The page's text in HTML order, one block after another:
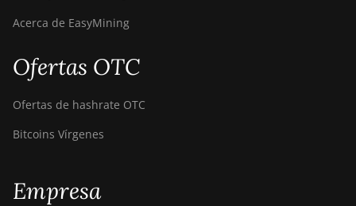
Acerca de EasyMining
Ofertas OTC
Ofertas de hashrate OTC
Bitcoins Vírgenes
Empresa